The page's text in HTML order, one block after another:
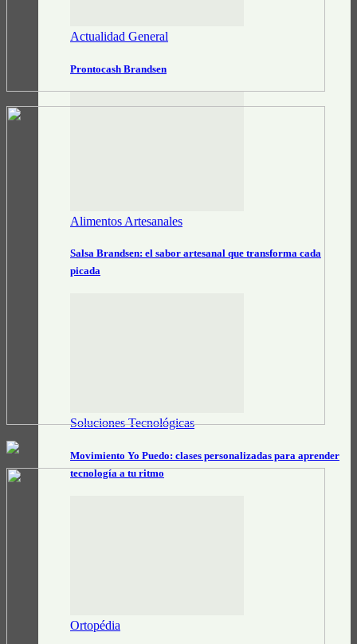
Actualidad General
Prontocash Brandsen
Alimentos Artesanales
Salsa Brandsen: el sabor artesanal que transforma cada
picada
Soluciones Tecnológicas
Movimiento Yo Puedo: clases personalizadas para aprender
tecnología a tu ritmo
Ortopédia